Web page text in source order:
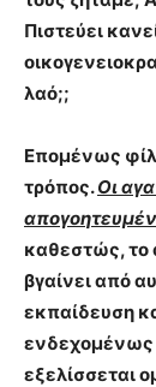
Πιστεύει
λαό;;
Επομένως
τρόπος.Οι
καθεστώς, το
βγαίνει από
εκπαίδευση
ενδεχομένως
εξελίσσεται